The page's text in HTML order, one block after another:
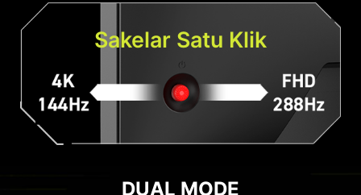
Sakelar Satu Klik
DUAL MODE